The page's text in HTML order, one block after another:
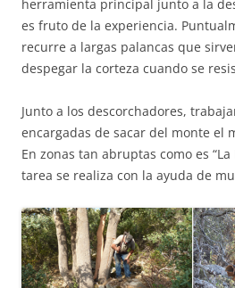
herramienta principal junto a la
es fruto de la experiencia.
recurre a largas palancas que
despegar la corteza cuando se
Junto a los descorchadores,
encargadas de sacar del monte el
En zonas tan abruptas como es “La
tarea se realiza con la ayuda de